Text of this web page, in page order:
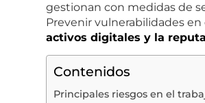
gestionan con medidas de
Prevenir vulnerabilidades
activos digitales y la
Contenidos
Principales riesgos en el